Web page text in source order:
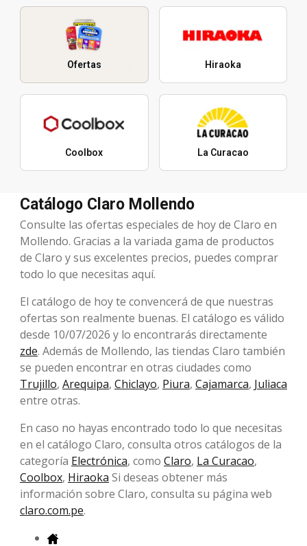
Ofertas Hiraoka
Coolbox La Curacao
Catálogo Claro Mollendo
Consulte las ofertas especiales de hoy de Claro en
Mollendo. Gracias a la variada gama de productos
de Claro y sus excelentes precios, puedes comprar
todo lo que necesitas aquí.
El catálogo de hoy te convencerá de que nuestras
ofertas son realmente buenas. El catálogo es válido
desde 10/07/2026 y lo encontrarás directamente
zde. Además de Mollendo, las tiendas Claro también
se pueden encontrar en otras ciudades como
Trujillo, Arequipa, Chiclayo, Piura, Cajamarca, Juliaca
entre otras.
En caso no hayas encontrado todo lo que necesitas
en el catálogo Claro, consulta otros catálogos de la
categoría Electrónica, como Claro, La Curacao,
Coolbox, Hiraoka Si deseas obtener más
información sobre Claro, consulta su página web
claro.com.pe.